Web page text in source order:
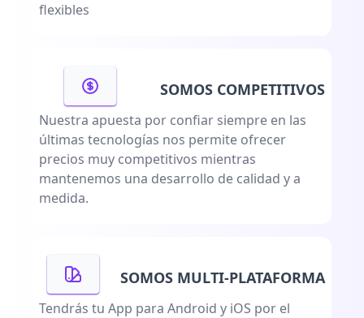
flexibles
SOMOS COMPETITIVOS
Nuestra apuesta por confiar siempre en las
últimas tecnologías nos permite ofrecer
precios muy competitivos mientras
mantenemos una desarrollo de calidad y a
medida.
SOMOS MULTI-PLATAFORMA
Tendrás tu App para Android y iOS por el